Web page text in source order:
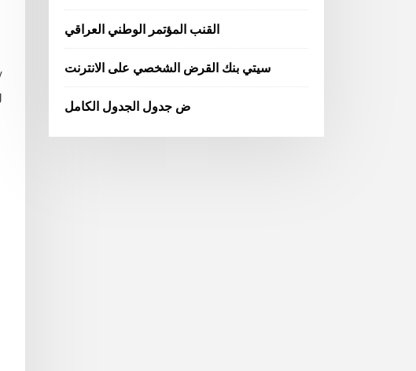
القنب المؤتمر الوطني العراقي
سيتي بنك القرض الشخصي على الانترنت
ض جدول الجدول الكامل